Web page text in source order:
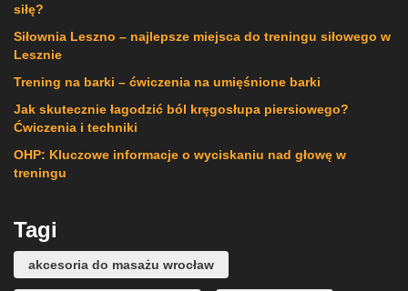
siłę?
Siłownia Leszno – najlepsze miejsca do treningu siłowego w
Lesznie
Trening na barki – ćwiczenia na umięśnione barki
Jak skutecznie łagodzić ból kręgosłupa piersiowego?
Ćwiczenia i techniki
OHP: Kluczowe informacje o wyciskaniu nad głowę w
treningu
Tagi
akcesoria do masażu wrocław